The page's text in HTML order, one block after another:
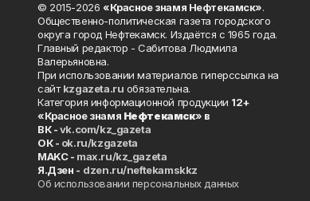
© 2015-2026 «Красное знамя Нефтекамск».
Общественно-политическая газета городского
округа город Нефтекамск. Издаётся с 1965 года.
Главный редактор - Сабитова Людмила
Валерьяновна.
При использовании материалов гиперссылка на
сайтkzgazeta.ru обязательна.
Категория информационной продукции 12+
«Красное знамя Нефтекамск» в
ВК -vk.com/kz_gazeta
ОК - ok.ru/kzgazeta
MAKC - max.ru/kz_gazeta
Я.Дзен - dzen.ru/neftekamskkz
Об использовании персональных данных